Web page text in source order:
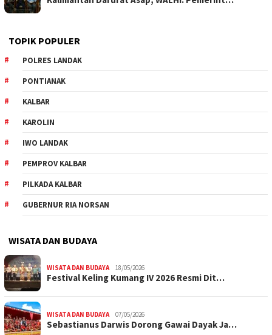
TOPIK POPULER
POLRES LANDAK
PONTIANAK
KALBAR
KAROLIN
IWO LANDAK
PEMPROV KALBAR
PILKADA KALBAR
GUBERNUR RIA NORSAN
WISATA DAN BUDAYA
WISATA DAN BUDAYA 18/05/2026
Festival Keling Kumang IV 2026 Resmi Dit…
WISATA DAN BUDAYA 07/05/2026
Sebastianus Darwis Dorong Gawai Dayak Ja…